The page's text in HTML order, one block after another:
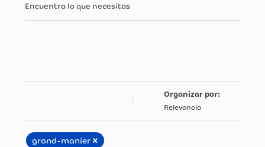
Encuentra lo que necesitas
Relevancia
grand-manier ×